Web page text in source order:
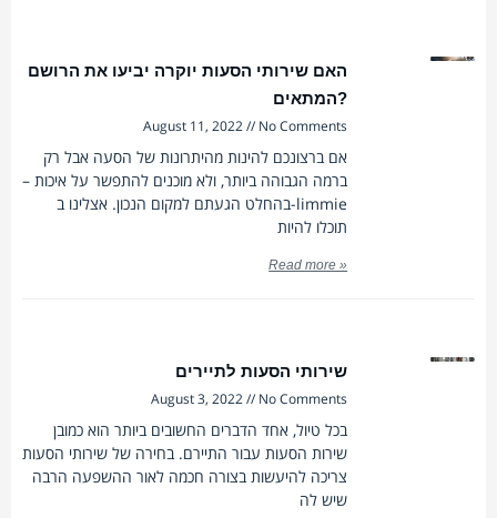
האם שירותי הסעות יוקרה יביעו את הרושם
המתאים?
August 11, 2022
No Comments
אם ברצונכם להינות מהיתרונות של הסעה אבל רק
ברמה הגבוהה ביותר, ולא מוכנים להתפשר על איכות –
בהחלט הגעתם למקום הנכון. אצלינו ב-limmie
תוכלו להיות
Read more »
שירותי הסעות לתיירים
August 3, 2022
No Comments
בכל טיול, אחד הדברים החשובים ביותר הוא כמובן
שירות הסעות עבור התיירם. בחירה של שירותי הסעות
צריכה להיעשות בצורה חכמה לאור ההשפעה הרבה
שיש לה